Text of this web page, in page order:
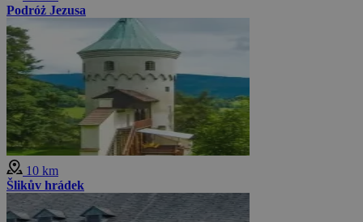
Podróż Jezusa
10 km
Šlikův hrádek